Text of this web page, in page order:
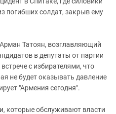
погибших солдат, закрыв ему
Татоян, возглавляющий
в депутаты от партии
с избирателями, что
не будет оказывать давление
"Армения сегодня".
которые обслуживают власти